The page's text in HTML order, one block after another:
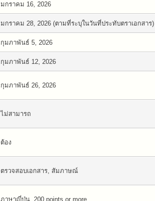
มกราคม 16, 2026
มกราคม 28, 2026 (ตามที่ระบุในวันที่ประทับตราเอกสาร)
กุมภาพันธ์ 5, 2026
กุมภาพันธ์ 12, 2026
กุมภาพันธ์ 26, 2026
ไม่สามารถ
ต้อง
ตรวจสอบเอกสาร, สัมภาษณ์
ภาษาญี่ปุ่น, 200 points or more